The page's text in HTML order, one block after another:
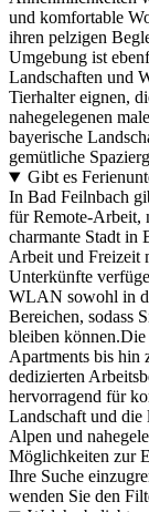
und komfortable
ihren pelzigen
Umgebung ist
Landschaften und
Tierhalter eignen,
nahegelegenen
bayerische
gemütliche
Gibt es
In Bad Feilnbach
für Remote-Arbeit,
charmante Stadt in
Arbeit und Freizeit
Unterkünfte
WLAN sowohl in
Bereichen, sodass
bleiben
Apartments bis hin
dedizierten
hervorragend für
Landschaft und die
Alpen und
Möglichkeiten zur
Ihre Suche
wenden Sie den